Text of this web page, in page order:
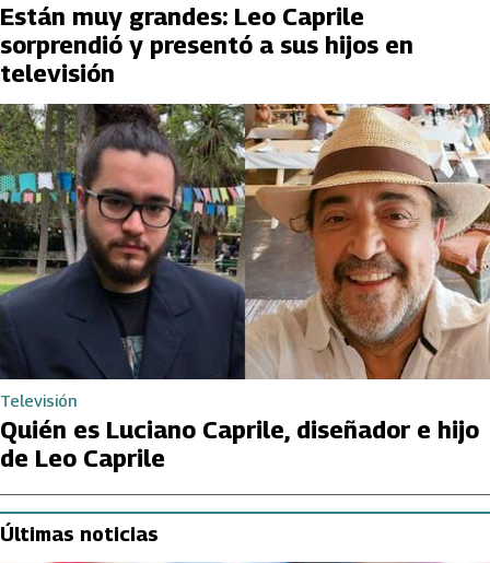
Están muy grandes: Leo Caprile
sorprendió y presentó a sus hijos en
televisión
Televisión
Quién es Luciano Caprile, diseñador e hijo
de Leo Caprile
Últimas noticias